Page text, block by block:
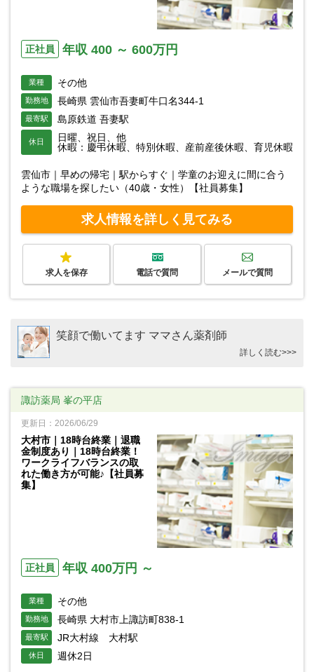
正社員 年収 400 ～ 600万円
業種 その他
勤務地 長崎県 雲仙市吾妻町牛口名344-1
最寄駅 島原鉄道 吾妻駅
休日
日曜、祝日、他
休暇：慶弔休暇、特別休暇、産前産後休暇、育児休暇
雲仙市｜早めの帰宅｜駅からすぐ｜学童のお迎えに間に合う
ような職場を探したい（40歳・女性）【社員募集】
求人情報を詳しく見てみる
求人を保存 電話で質問 メールで質問
笑顔で働いてます ママさん薬剤師
詳しく読む>>>
諏訪薬局 峯の平店
更新日：2026/06/29
大村市｜18時台終業｜退職
金制度あり｜18時台終業！
ワークライフバランスの取
れた働き方が可能♪【社員募
集】
正社員 年収 400万円 ～
業種 その他
勤務地 長崎県 大村市上諏訪町838-1
最寄駅 JR大村線 大村駅
休日 週休2日